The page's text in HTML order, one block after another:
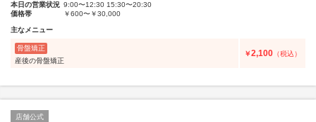
本日の営業状況 9:00〜12:30 15:30〜20:30
価格帯
￥600〜￥30,000
主なメニュー
骨盤矯正
産後の骨盤矯正
￥2,100 （税込）
店舗公式